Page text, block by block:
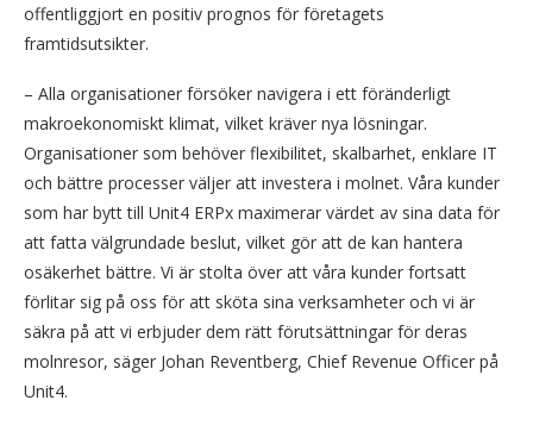
offentliggjort en positiv prognos för företagets
framtidsutsikter.
– Alla organisationer försöker navigera i ett föränderligt
makroekonomiskt klimat, vilket kräver nya lösningar.
Organisationer som behöver flexibilitet, skalbarhet, enklare IT
och bättre processer väljer att investera i molnet. Våra kunder
som har bytt till Unit4 ERPx maximerar värdet av sina data för
att fatta välgrundade beslut, vilket gör att de kan hantera
osäkerhet bättre. Vi är stolta över att våra kunder fortsatt
förlitar sig på oss för att sköta sina verksamheter och vi är
säkra på att vi erbjuder dem rätt förutsättningar för deras
molnresor, säger Johan Reventberg, Chief Revenue Officer på
Unit4.